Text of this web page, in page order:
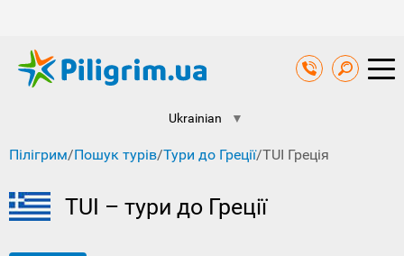
Ukrainian ▼
Пілігрим/Пошук турів/Тури до Греції/TUI Греція
TUI – тури до Греції